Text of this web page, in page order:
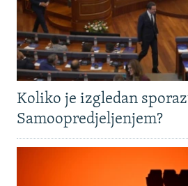
Koliko je izgledan
Samoopredjeljenjem?